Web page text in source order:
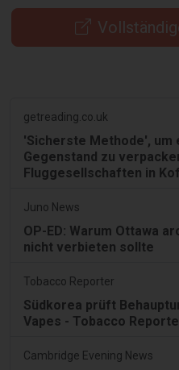
getreading.co.uk
'Sicherste Methode', um
Gegenstand zu
Fluggesellschaften in
Juno News
OP-ED: Warum Ottawa
nicht verbieten sollte
Tobacco Reporter
Südkorea prüft
Vapes - Tobacco
Cambridge Evening News